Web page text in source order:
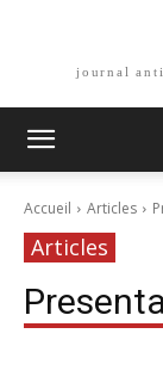
journal
Accueil Articles
Articles